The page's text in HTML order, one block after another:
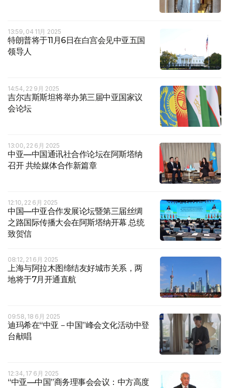
13:59, 04 11月 2025
特朗普将于11月6日在白宫会见中亚五国
领导人
14:54, 22 9月 2025
吉尔吉斯斯坦将举办第三届中亚国家议
会论坛
13:00, 22 6月 2025
中亚—中国通讯社合作论坛在阿斯塔纳
召开 共绘媒体合作新篇章
12:10, 22 6月 2025
中国—中亚合作发展论坛暨第三届丝绸
之路国际传播大会在阿斯塔纳开幕 总统
致贺信
08:12, 21 6月 2025
上海与阿拉木图缔结友好城市关系，两
地将于7月开通直航
09:58, 18 6月 2025
迪玛希在“中亚－中国”峰会文化活动中登
台献唱
12:34, 17 6月 2025
“中亚—中国”商务理事会会议：中方高度